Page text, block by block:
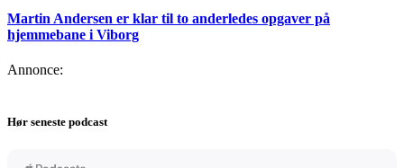
Martin Andersen er klar til to anderledes opgaver på
hjemmebane i Viborg
Annonce:
Hør seneste podcast